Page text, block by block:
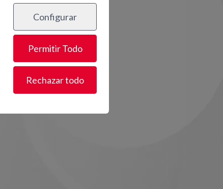
Configurar
Permitir Todo
Rechazar todo